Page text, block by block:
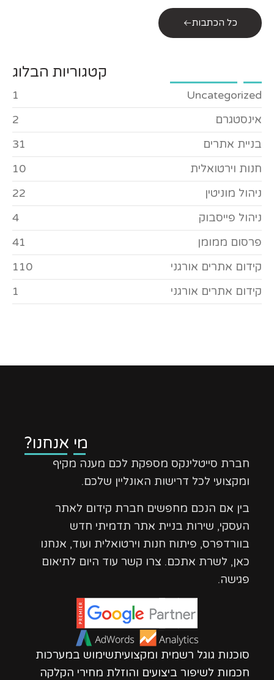
כל הכתבות
קטגוריות הבלוג
Uncategorized
1
אינסטגרם
2
בניית אתרים
31
חנות וירטואלית
10
ניהול מוניטין
22
ניהול פייסבוק
4
פרסום ממומן
41
קידום אתרים אורגני
110
קידום אתרים אורגני
1
מי אנחנו?
חברת סייטלינקס מספקת לכם מענה מקיף
ומקצועי לכל דרישות האונליין שלכם.
בין אם הנכם מחפשים חברת קידום לאתר
העסקי, שירות בניית אתר תדמיתי חדש
בוורדפרס, פיתוח חנות וירטואלית ועוד, אנחנו
כאן, לשרת אתכם. צרו קשר עוד היום לתיאום
פגישה.
סוכנות גוגל רשמית ומקצועיתשימוש במערכות
חכמות לשיפור ביצועים והוזלת מחירי הקלקה